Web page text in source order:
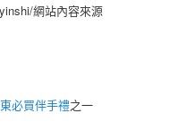
網站內容來源
必買伴手禮之一